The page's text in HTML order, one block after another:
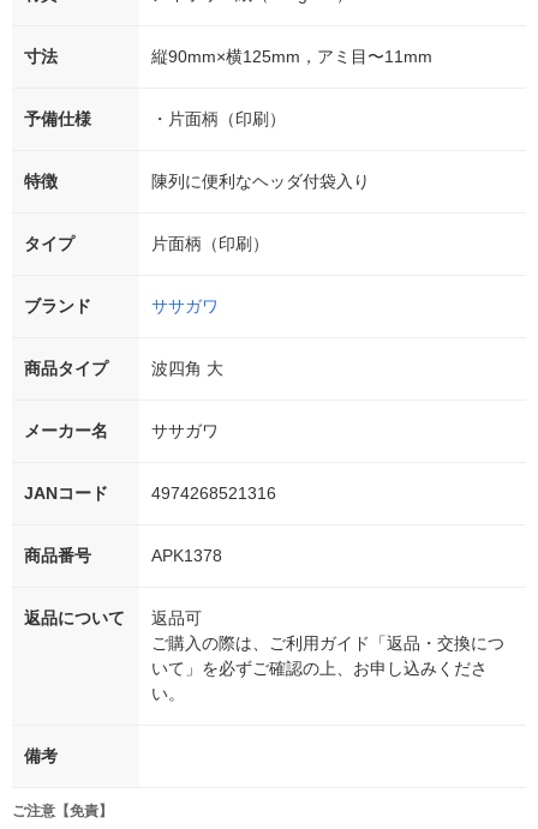
寸法 縦90mm×横125mm，アミ目〜11mm
予備仕様 ・片面柄（印刷）
特徴 陳列に便利なヘッダ付袋入り
タイプ 片面柄（印刷）
ブランド ササガワ
商品タイプ 波四角 大
メーカー名 ササガワ
JANコード 4974268521316
商品番号 APK1378
返品について
返品可
ご購入の際は、ご利用ガイド「返品・交換につ
いて」を必ずご確認の上、お申し込みくださ
い。
備考
ご注意【免責】